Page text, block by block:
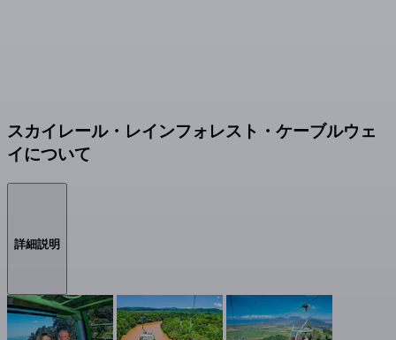
スカイレール・レインフォレスト・ケーブルウェ
イについて
詳細説明